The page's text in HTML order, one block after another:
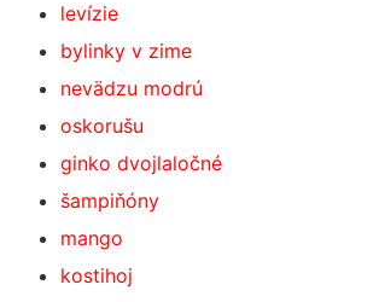
levízie
bylinky v zime
nevädzu modrú
oskorušu
ginko dvojlaločné
šampiňóny
mango
kostihoj